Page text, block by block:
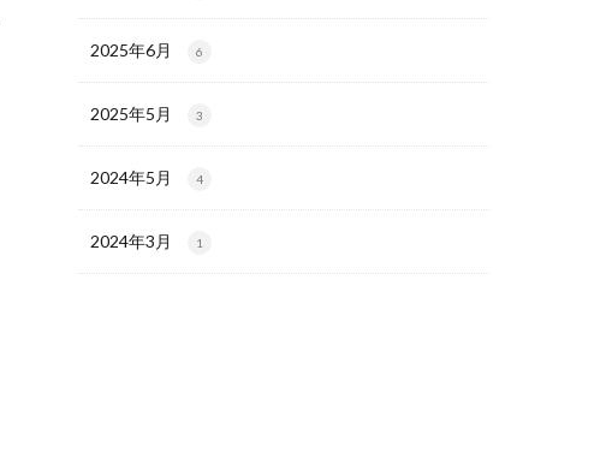
2025年6月 6
2025年5月 3
2024年5月 4
2024年3月 1